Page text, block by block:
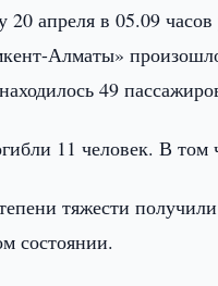
апреля в 05.09
Алматы»
49
11 человек. В том
тяжести
состоянии.